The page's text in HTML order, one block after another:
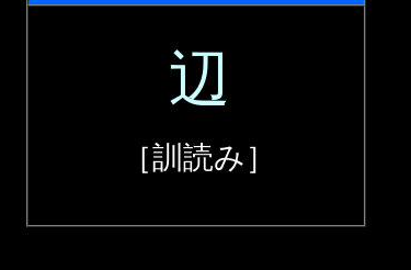
辺
［訓読み］